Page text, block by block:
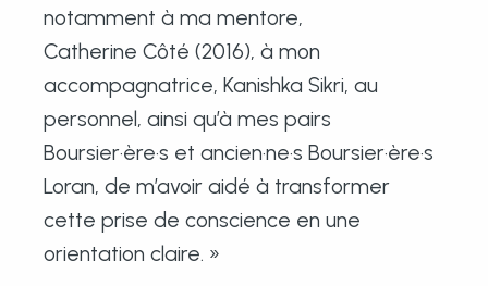
notamment à ma mentore,
Catherine Côté (2016), à mon
accompagnatrice, Kanishka Sikri, au
personnel, ainsi qu’à mes pairs
Boursier·ère·s et ancien·ne·s Boursier·ère·s
Loran, de m’avoir aidé à transformer
cette prise de conscience en une
orientation claire. »